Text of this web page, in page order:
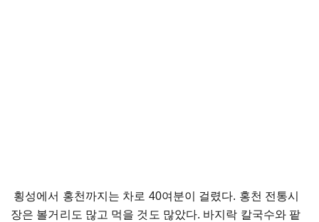
횡성에서 홍천까지는 차로 40여분이 걸렸다. 홍천 전통시
장은 볼거리도 많고 먹을 것도 많았다. 바지락 칼국수와 팥